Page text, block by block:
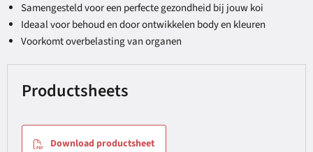
Samengesteld voor een perfecte gezondheid bij jouw koi
Ideaal voor behoud en door ontwikkelen body en kleuren
Voorkomt overbelasting van organen
Productsheets
Download productsheet